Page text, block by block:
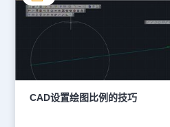
法进行。如下图，先打开cad的操作界
600mm，宽200mm的矩形。绘制矩形
或者rec等绘制都可以。 步骤四：输
图一。这时，cad就会提示你选择矩形
车键。这时，就要设置基点了。步骤
形顶点作为基点。在接着输入缩放比
半。步骤六：接下来，你就会看到缩
测量一下，发现和缩放比例0.5的结果
了。绘图比例设置完以后，其实是可
CAD设置绘图比例的技巧